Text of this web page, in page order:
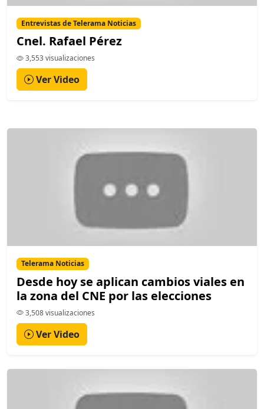
Entrevistas de Telerama Noticias
Cnel. Rafael Pérez
3,553 visualizaciones
Ver Video
Telerama Noticias
Desde hoy se aplican cambios viales en
la zona del CNE por las elecciones
3,508 visualizaciones
Ver Video